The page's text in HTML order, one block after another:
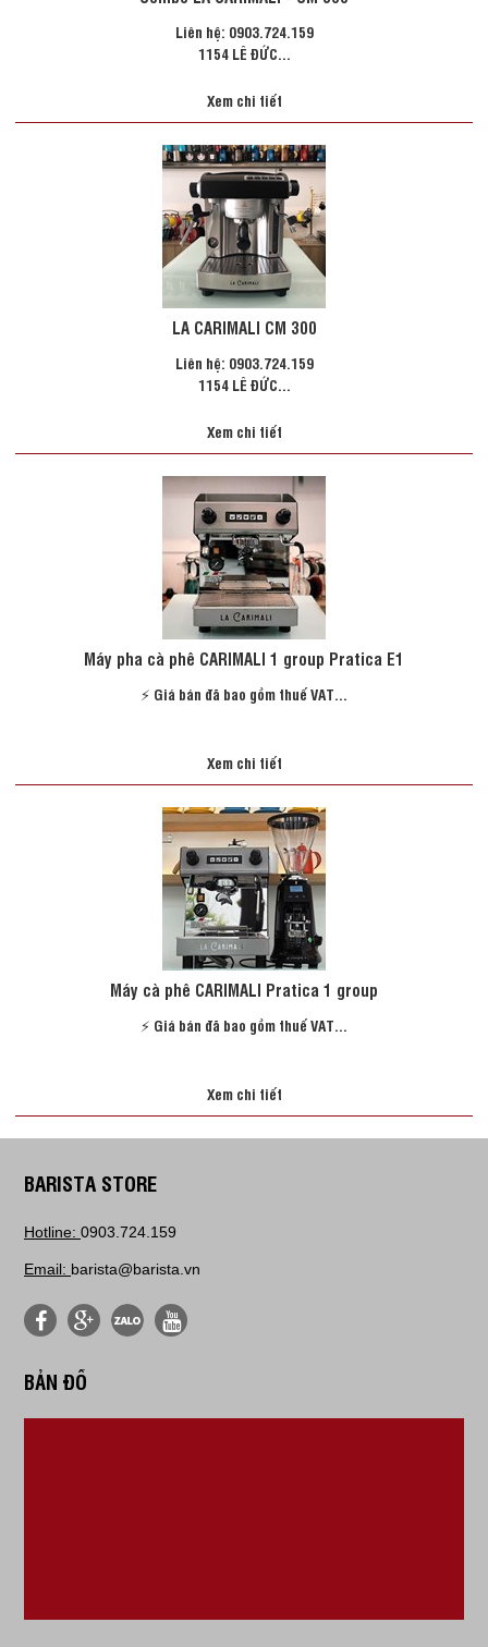
Liên hệ: 0903.724.159
1154 LÊ ĐỨC...
Xem chi tiết
LA CARIMALI CM 300
Liên hệ: 0903.724.159
1154 LÊ ĐỨC...
Xem chi tiết
Máy pha cà phê CARIMALI 1 group Pratica E1
⚡️ Giá bán đã bao gồm thuế VAT...
Xem chi tiết
Máy cà phê CARIMALI Pratica 1 group
⚡️ Giá bán đã bao gồm thuế VAT...
Xem chi tiết
BARISTA STORE
Hotline: 0903.724.159
Email: barista@barista.vn
BẢN ĐỒ